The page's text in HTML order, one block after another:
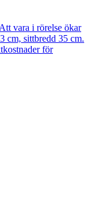
vara i rörelse ökar
cm, sittbredd 35 cm.
för